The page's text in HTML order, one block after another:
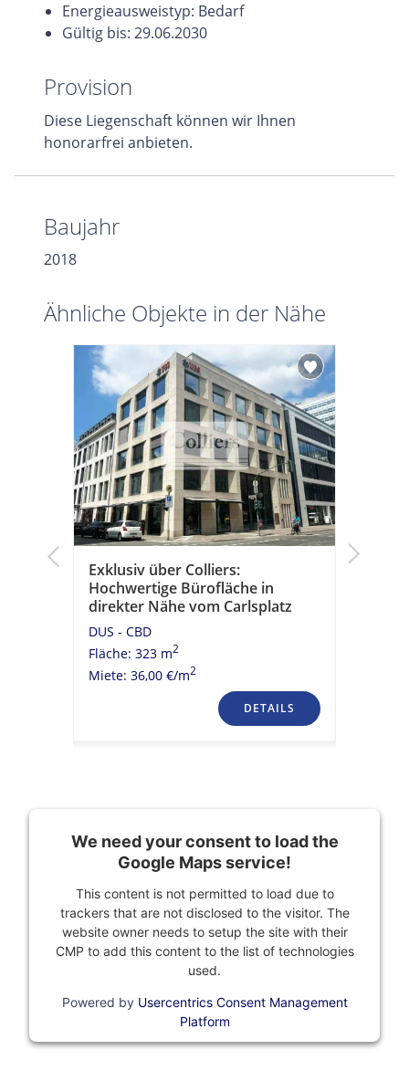
Energieausweistyp: Bedarf
Gültig bis: 29.06.2030
Provision
Diese Liegenschaft können wir Ihnen
honorarfrei anbieten.
Baujahr
2018
Ähnliche Objekte in der Nähe
Exklusiv über Colliers:
Hochwertige Bürofläche in
direkter Nähe vom Carlsplatz
DUS - CBD
Fläche: 323 m2
Miete: 36,00 €/m2
DETAILS
We need your consent to load the
Google Maps service!
This content is not permitted to load due to
trackers that are not disclosed to the visitor. The
website owner needs to setup the site with their
CMP to add this content to the list of technologies
used.
Powered by Usercentrics Consent Management
Platform